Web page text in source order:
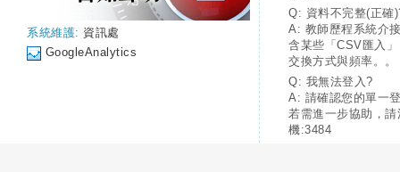
系統維護: 資訊處
GoogleAnalytics
Q: 資料不完整(正確
A: 教師歷程系統介
含某些「CSV匯入
交換方式與頻率。。
Q: 我無法登入?
A: 請確認您的單一
若需進一步協助，
機:3484